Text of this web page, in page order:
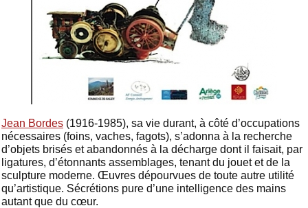
Jean Bordes (1916-1985), sa vie durant, à côté d’occupations
nécessaires (foins, vaches, fagots), s’adonna à la recherche
d’objets brisés et abandonnés à la décharge dont il faisait, par
ligatures, d’étonnants assemblages, tenant du jouet et de la
sculpture moderne. Œuvres dépourvues de toute autre utilité
qu’artistique. Sécrétions pure d’une intelligence des mains
autant que du cœur.